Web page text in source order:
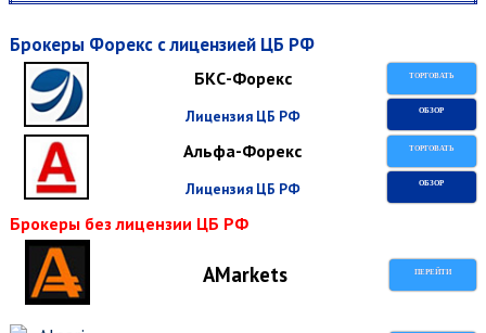
Брокеры Форекс с лицензией ЦБ РФ
БКС-Форекс ТОРГОВАТЬ
Лицензия ЦБ РФ ОБЗОР
Альфа-Форекс ТОРГОВАТЬ
Лицензия ЦБ РФ ОБЗОР
Брокеры без лицензии ЦБ РФ
AMarkets ПЕРЕЙТИ